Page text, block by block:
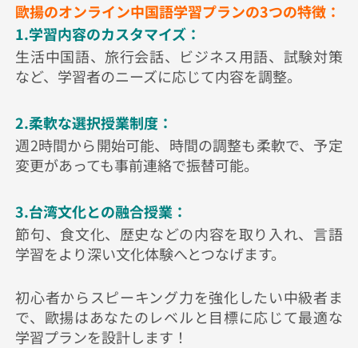
歐揚のオンライン中国語学習プランの3つの特徴：
1.学習内容のカスタマイズ：
生活中国語、旅行会話、ビジネス用語、試験対策
など、学習者のニーズに応じて内容を調整。
2.柔軟な選択授業制度：
週2時間から開始可能、時間の調整も柔軟で、予定
変更があっても事前連絡で振替可能。
3.台湾文化との融合授業：
節句、食文化、歴史などの内容を取り入れ、言語
学習をより深い文化体験へとつなげます。
初心者からスピーキング力を強化したい中級者ま
で、歐揚はあなたのレベルと目標に応じて最適な
学習プランを設計します！